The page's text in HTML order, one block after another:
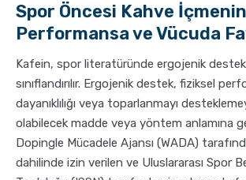
Spor Öncesi Kahve İçmenin
Performansa ve Vücuda
Kafein, spor literatüründe ergojenik
sınıflandırılır. Ergojenik destek, fiziksel
dayanıklılığı veya toparlanmayı
olabilecek madde veya yöntem anlamına
Dopingle Mücadele Ajansı (WADA)
dahilinde izin verilen ve Uluslararası Spor